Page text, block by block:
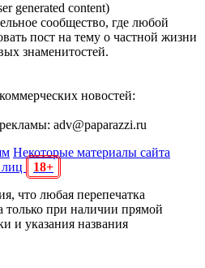
generated content)
сообщество, где любой
пост на тему о частной жизни
знаменитостей.
новостей:
adv@paparazzi.ru
Некоторые материалы сайта
18+
что любая перепечатка
только при наличии прямой
и указания названия